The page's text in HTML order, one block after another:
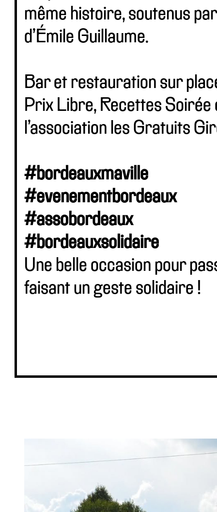
même histoire, soutenus
d’Émile Guillaume.
Bar et restauration sur
Prix Libre, Recettes
l’association les Gratuits
#bordeauxmaville
#evenementbordeaux
#assobordeaux
#bordeauxsolidaire
Une belle occasion pour
faisant un geste solidaire !